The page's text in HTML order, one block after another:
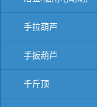
手拉葫芦
手扳葫芦
千斤顶